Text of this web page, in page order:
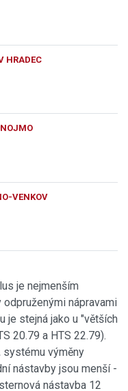
HRADEC
VENKOV
je nejmenším
nápravami
je stejná jako u "větších
20.79 a HTS 22.79).
systému výměny
nástavby jsou menší -
nástavba 12